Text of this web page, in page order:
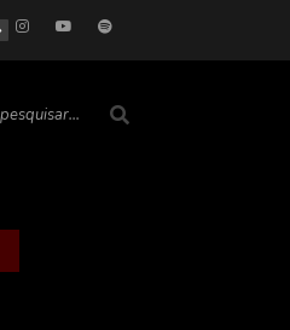
As controvérsias que marcam o cenário político e econômico nacional